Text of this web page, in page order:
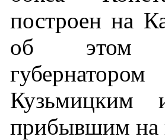
построен на
об этом
Кузьмицким
прибывшим на